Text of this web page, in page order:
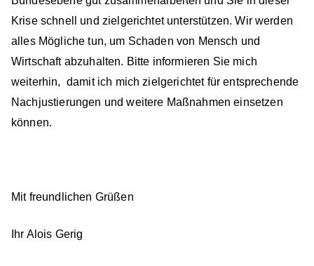
Krise schnell und zielgerichtet unterstützen. Wir werden
alles Mögliche tun, um Schaden von Mensch und
Wirtschaft abzuhalten. Bitte informieren Sie mich
weiterhin, damit ich mich zielgerichtet für entsprechende
Nachjustierungen und weitere Maßnahmen einsetzen
können.
Mit freundlichen Grüßen
Ihr Alois Gerig